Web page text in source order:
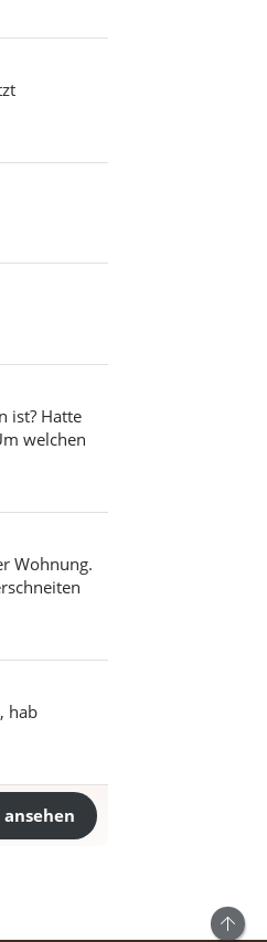
ist? Hatte
welchen
Wohnung.
hab